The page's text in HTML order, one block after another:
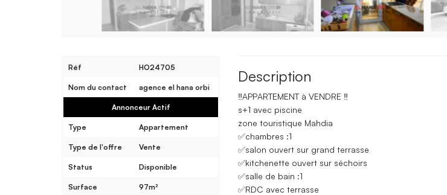
Réf HO24705
Nom du contact agence el hana orbi
Annonceur Actif
Type Appartement
Type de l'offre Vente
Status Disponible
Surface 97m²
Description
‼️APPARTEMENT à VENDRE ‼️
s+1 avec piscine
zone touristique Mahdia
✅chambres :1
✅salon ouvert sur grand terrasse
✅kitchenette ouvert sur séchoirs
✅salle de bain :1
✅RDC avec terrasse